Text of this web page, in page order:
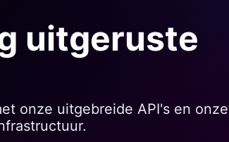
uitgeruste
onze uitgebreide API's en onze